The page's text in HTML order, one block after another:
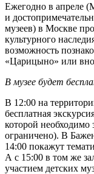
Ежегодно в апреле
и
музеев) в Москве
культурного
возможность
«Царицыно» или
В музее будет
В 12:00 на
бесплатная
которой необходимо
ограничено). В
14:00 покажут
А с 15:00 в том же
участием детских